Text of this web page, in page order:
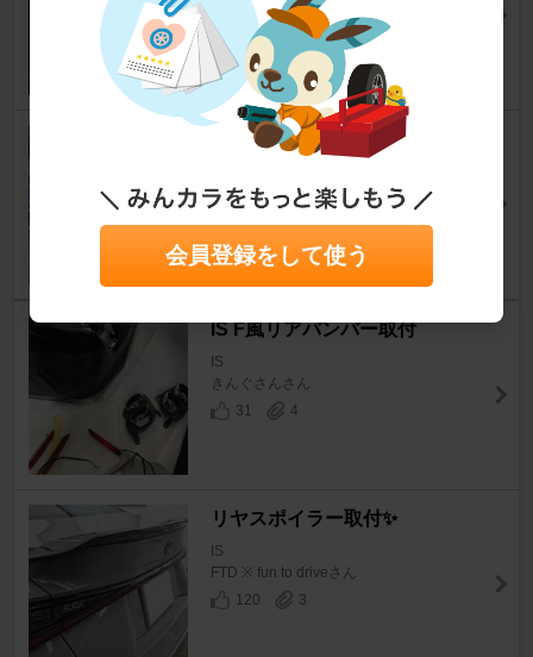
ハンサムi９さん
16
3
フロントリップスポイラー
よたパワーさん
IS F風リアバンパー取付
IS
きんぐさんさん
31
4
リヤスポイラー取付✨️
IS
FTD ※ fun to driveさん
120
3
会員登録をして使う